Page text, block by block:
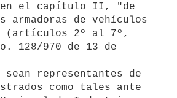
en el capítulo II, "de
armadoras de vehículos
(artículos 2º al 7º,
128/970 de 13 de
sean representantes de
como tales ante